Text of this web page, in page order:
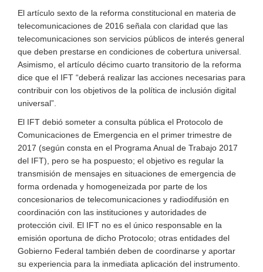
El artículo sexto de la reforma constitucional en materia de
telecomunicaciones de 2016 señala con claridad que las
telecomunicaciones son servicios públicos de interés general
que deben prestarse en condiciones de cobertura universal.
Asimismo, el artículo décimo cuarto transitorio de la reforma
dice que el IFT “deberá realizar las acciones necesarias para
contribuir con los objetivos de la política de inclusión digital
universal”.
El IFT debió someter a consulta pública el Protocolo de
Comunicaciones de Emergencia en el primer trimestre de
2017 (según consta en el Programa Anual de Trabajo 2017
del IFT), pero se ha pospuesto; el objetivo es regular la
transmisión de mensajes en situaciones de emergencia de
forma ordenada y homogeneizada por parte de los
concesionarios de telecomunicaciones y radiodifusión en
coordinación con las instituciones y autoridades de
protección civil. El IFT no es el único responsable en la
emisión oportuna de dicho Protocolo; otras entidades del
Gobierno Federal también deben de coordinarse y aportar
su experiencia para la inmediata aplicación del instrumento.